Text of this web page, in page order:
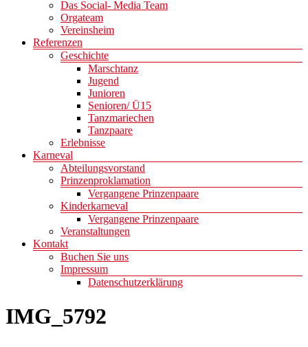
Das Social- Media Team
Orgateam
Vereinsheim
Referenzen
Geschichte
Marschtanz
Jugend
Junioren
Senioren/ Ü15
Tanzmariechen
Tanzpaare
Erlebnisse
Karneval
Abteilungsvorstand
Prinzenproklamation
Vergangene Prinzenpaare
Kinderkarneval
Vergangene Prinzenpaare
Veranstaltungen
Kontakt
Buchen Sie uns
Impressum
Datenschutzerklärung
IMG_5792